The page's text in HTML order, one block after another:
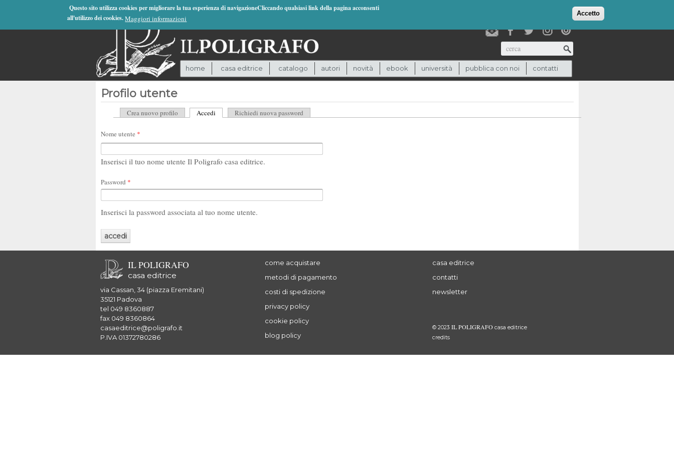
Questo sito utilizza cookies per migliorare la tua esperienza di navigazioneCliccando qualsiasi link della pagina acconsenti
all'utilizzo dei cookies. Maggiori informazioni
Accetto
(0)
Cerca
home casa editrice catalogo autori novità ebook università pubblica con noi contatti
Profilo utente
Schede primarie
Crea nuovo profilo Accedi (scheda attiva)
Richiedi nuova password
Nome utente *
Inserisci il tuo nome utente Il Poligrafo casa editrice.
Password *
Inserisci la password associata al tuo nome utente.
IL POLIGRAFO
casa editrice
via Cassan, 34 (piazza Eremitani)
35121 Padova
tel 049 8360887
fax 049 8360864
casaeditrice@poligrafo.it
P.IVA 01372780286
come acquistare
metodi di pagamento
costi di spedizione
privacy policy
cookie policy
blog policy
casa editrice
contatti
newsletter
© 2023 IL POLIGRAFO casa editrice
credits